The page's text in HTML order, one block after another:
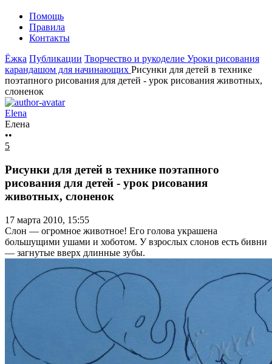
Помощь
Правила
Контакты
Ёжка Публикации Творчество и рукоделие Уроки рисования
карандашом для начинающих Рисунки для детей в технике
поэтапного рисования для детей - урок рисования животных,
слоненок
Elena
Елена
••
5
Рисунки для детей в технике поэтапного
рисования для детей - урок рисования
животных, слоненок
17 марта 2010, 15:55
Слон — огромное животное! Его голова украшена
большущими ушами и хоботом. У взрослых слонов есть бивни
— загнутые вверх длинные зубы.